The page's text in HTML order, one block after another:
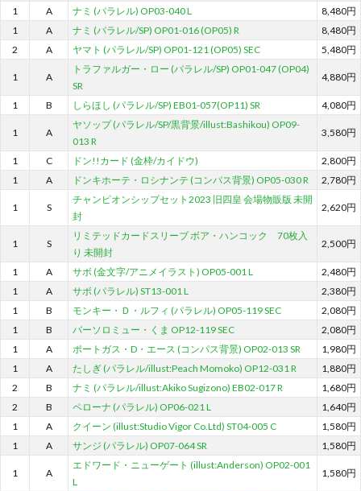
1
A ナミ (パラレル) OP03-040 L
8,480円
1
A ナミ (パラレル/SP) OP01-016 (OP05) R
8,480円
2
A ヤマト (パラレル/SP) OP01-121 (OP05) SEC 5,480円
1 A
トラファルガー・ロー (パラレル/SP) OP01-047 (OP04)
SR
4,880円
1 B しらほし (パラレル/SP) EB01-057(OP11) SR 4,080円
1 A
ヤソップ (パラレル/SP/黒背景/illust:Bashikou) OP09-
013 R
3,580円
1 C ドン!!カード (金枠/カイドウ)
2,800円
1
A ドンキホーテ・ロシナンテ (コンパス背景) OP05-030 R 2,780円
1 S
チャンピオンシップセット2023 旧四皇 会場物販版 未開
封
2,620円
1 S
リミテッドカードスリーブ ボア・ハンコック 70枚入
り 未開封
2,500円
1 A サボ (金文字/アニメイラスト) OP05-001 L
2,480円
1
A サボ (パラレル) ST13-001 L
2,380円
1
B モンキー・Ｄ・ルフィ (パラレル) OP05-119 SEC
2,080円
1
B バーソロミュー・くま OP12-119 SEC
2,080円
1
A ポートガス・D・エース (コンパス背景) OP02-013 SR
1,980円
1
A たしぎ (パラレル/illust:Peach Momoko) OP12-031 R
1,880円
2
B ナミ (パラレル/illust:Akiko Sugizono) EB02-017 R
1,680円
2
B ペローナ (パラレル) OP06-021 L
1,640円
1
A クイーン (illust:Studio Vigor Co.Ltd) ST04-005 C
1,580円
1
A サンジ (パラレル) OP07-064 SR 1,580円
1 A
エドワード・ニューゲート (illust:Anderson) OP02-001
L
1,580円